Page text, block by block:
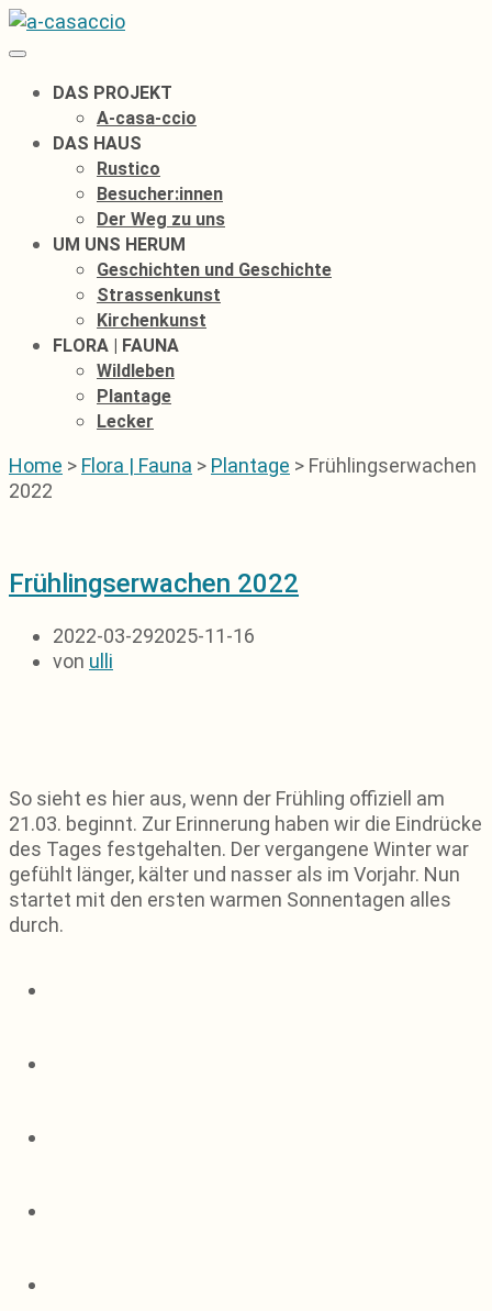
Zum
Inhalt
DAS PROJEKT
A-casa-ccio
DAS HAUS
Rustico
Besucher:innen
Der Weg zu uns
UM UNS HERUM
Geschichten und Geschichte
Strassenkunst
Kirchenkunst
FLORA | FAUNA
Wildleben
Plantage
Lecker
Home > Flora | Fauna > Plantage > Frühlingserwachen
2022
Frühlingserwachen 2022
2022-03-292025-11-16
von ulli
So sieht es hier aus, wenn der Frühling offiziell am
21.03. beginnt. Zur Erinnerung haben wir die Eindrücke
des Tages festgehalten. Der vergangene Winter war
gefühlt länger, kälter und nasser als im Vorjahr. Nun
startet mit den ersten warmen Sonnentagen alles
durch.